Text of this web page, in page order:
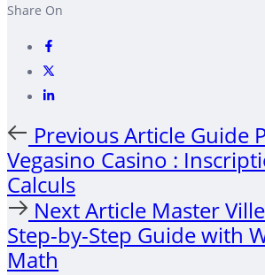
Share On
Previous
Article
Previous Article Guide
Vegasino Casino :
Calculs
Next
Article
Next Article Master
Step-by-Step Guide with
Math